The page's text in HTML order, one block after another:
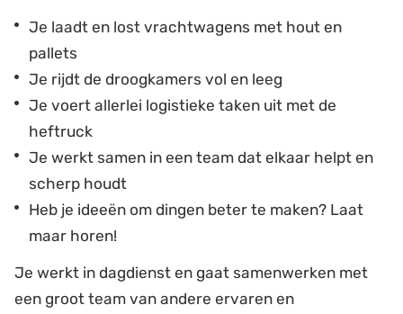
Je laadt en lost vrachtwagens met hout en
pallets
Je rijdt de droogkamers vol en leeg
Je voert allerlei logistieke taken uit met de
heftruck
Je werkt samen in een team dat elkaar helpt en
scherp houdt
Heb je ideeën om dingen beter te maken? Laat
maar horen!
Je werkt in dagdienst en gaat samenwerken met
een groot team van andere ervaren en